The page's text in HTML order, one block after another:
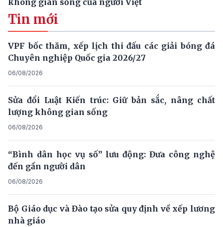
Tin mới
VPF bốc thăm, xếp lịch thi đấu các giải bóng đá
Chuyên nghiệp Quốc gia 2026/27
06/08/2026
Sửa đổi Luật Kiến trúc: Giữ bản sắc, nâng chất
lượng không gian sống
06/08/2026
“Bình dân học vụ số” lưu động: Đưa công nghệ
đến gần người dân
06/08/2026
Bộ Giáo dục và Đào tạo sửa quy định về xếp lương
nhà giáo